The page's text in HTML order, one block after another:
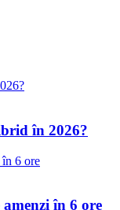
în 2026?
în 6 ore